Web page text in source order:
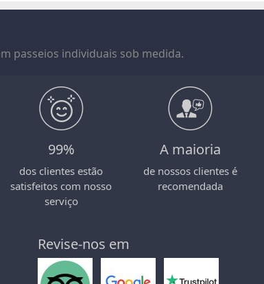
passeios individuais sob medida.
99%
dos clientes estão
satisfeitos com nosso
serviço
A maioria
de nossos clientes é
recomendada
Revise-nos em